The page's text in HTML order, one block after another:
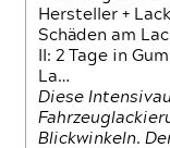
Hersteller +
Schäden am
II: 2 Tage in
La…
Diese
Blickwinkeln.